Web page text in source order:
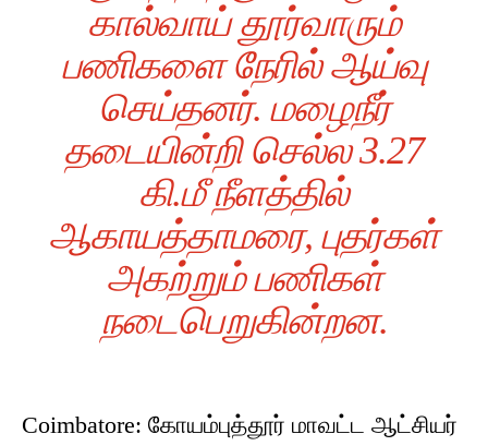
கால்வாய் தூர்வாரும்
பணிகளை நேரில் ஆய்வு
செய்தனர். மழைநீர்
தடையின்றி செல்ல 3.27
கி.மீ நீளத்தில்
ஆகாயத்தாமரை, புதர்கள்
அகற்றும் பணிகள்
நடைபெறுகின்றன.
Coimbatore: கோயம்புத்தூர் மாவட்ட ஆட்சியர்